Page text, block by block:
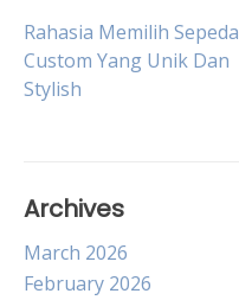
Post
navigation
Rahasia Memilih Sepeda
Custom Yang Unik Dan
Stylish
Archives
March 2026
February 2026